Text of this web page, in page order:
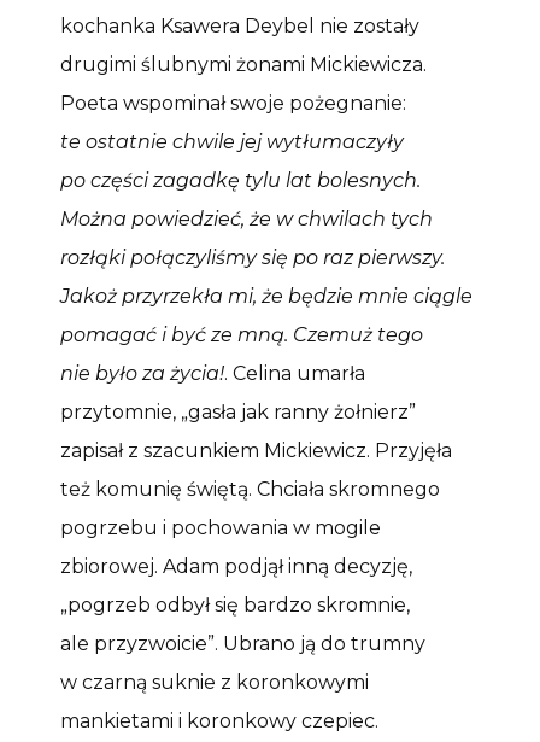
kochanka Ksawera Deybel nie zostały
drugimi ślubnymi żonami Mickiewicza.
Poeta wspominał swoje pożegnanie:
te ostatnie chwile jej wytłumaczyły
po części zagadkę tylu lat bolesnych.
Można powiedzieć, że w chwilach tych
rozłąki połączyliśmy się po raz pierwszy.
Jakoż przyrzekła mi, że będzie mnie ciągle
pomagać i być ze mną. Czemuż tego
nie było za życia!. Celina umarła
przytomnie, „gasła jak ranny żołnierz”
zapisał z szacunkiem Mickiewicz. Przyjęła
też komunię świętą. Chciała skromnego
pogrzebu i pochowania w mogile
zbiorowej. Adam podjął inną decyzję,
„pogrzeb odbył się bardzo skromnie,
ale przyzwoicie”. Ubrano ją do trumny
w czarną suknie z koronkowymi
mankietami i koronkowy czepiec.